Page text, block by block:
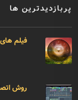
پربازدیدترین ها
فیلم
روش